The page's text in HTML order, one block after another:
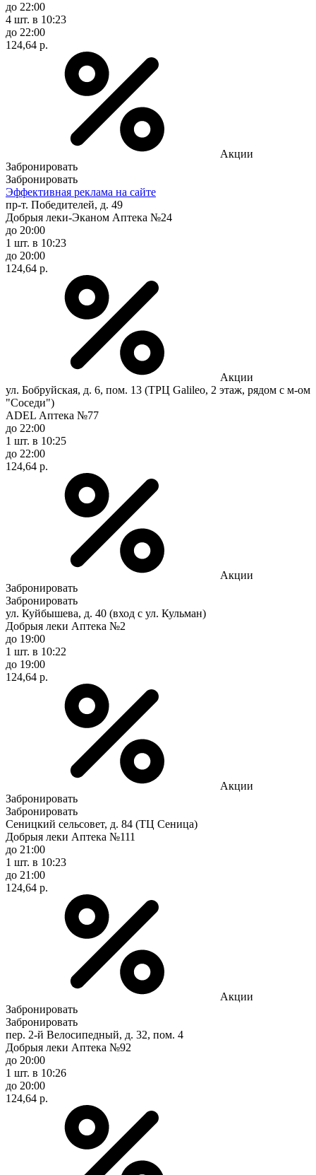
до 22:00
4 шт. в 10:23
до 22:00
124,64 р.
Акции
Забронировать
Забронировать
Эффективная реклама на сайте
пр-т. Победителей, д. 49
Добрыя леки-Эканом Аптека №24
до 20:00
1 шт. в 10:23
до 20:00
124,64 р.
Акции
ул. Бобруйская, д. 6, пом. 13 (ТРЦ Galileo, 2 этаж, рядом с м-ом
"Соседи")
ADEL Аптека №77
до 22:00
1 шт. в 10:25
до 22:00
124,64 р.
Акции
Забронировать
Забронировать
ул. Куйбышева, д. 40 (вход с ул. Кульман)
Добрыя леки Аптека №2
до 19:00
1 шт. в 10:22
до 19:00
124,64 р.
Акции
Забронировать
Забронировать
Сеницкий сельсовет, д. 84 (ТЦ Сеница)
Добрыя леки Аптека №111
до 21:00
1 шт. в 10:23
до 21:00
124,64 р.
Акции
Забронировать
Забронировать
пер. 2-й Велосипедный, д. 32, пом. 4
Добрыя леки Аптека №92
до 20:00
1 шт. в 10:26
до 20:00
124,64 р.